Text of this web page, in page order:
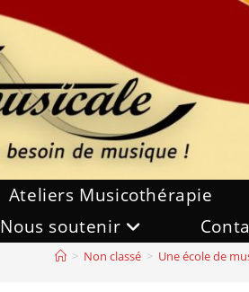
Ateliers Musicothérapie
Nous soutenir
> Non classé > Une école de